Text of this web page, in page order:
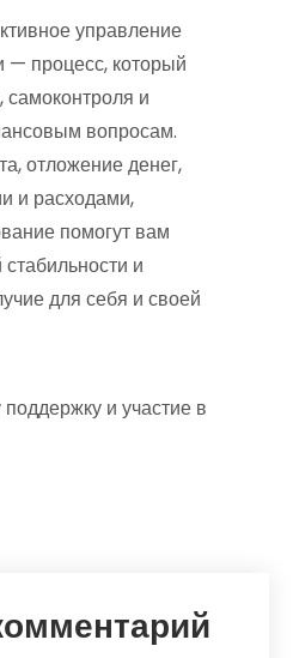
управление
процесс, который
самоконтроля и
вопросам.
отложение денег,
и расходами,
помогут вам
и
для себя и своей
и участие в